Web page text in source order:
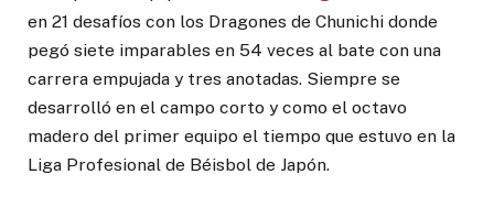
en 21 desafíos con los Dragones de Chunichi donde
pegó siete imparables en 54 veces al bate con una
carrera empujada y tres anotadas. Siempre se
desarrolló en el campo corto y como el octavo
madero del primer equipo el tiempo que estuvo en la
Liga Profesional de Béisbol de Japón.